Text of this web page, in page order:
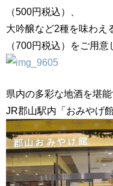
（500円税込）、
大吟醸など2種を味わえ
（700円税込）をご用意
県内の多彩な地酒を堪
JR郡山駅内「おみやげ